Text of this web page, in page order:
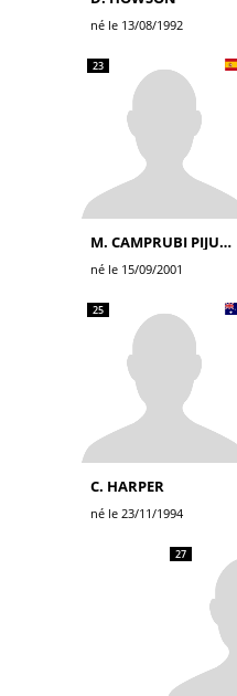
né le 13/08/1992
23
M. CAMPRUBI PIJUAN
né le 15/09/2001
25
C. HARPER
né le 23/11/1994
27